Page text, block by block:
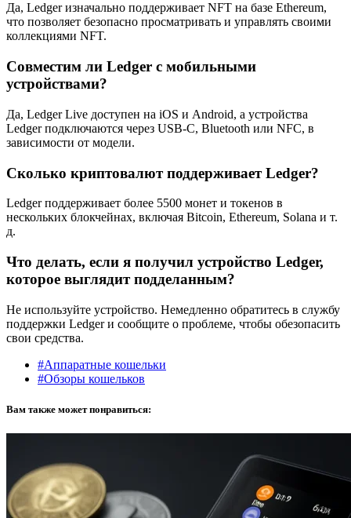
Да, Ledger изначально поддерживает NFT на базе Ethereum,
что позволяет безопасно просматривать и управлять своими
коллекциями NFT.
Совместим ли Ledger с мобильными
устройствами?
Да, Ledger Live доступен на iOS и Android, а устройства
Ledger подключаются через USB-C, Bluetooth или NFC, в
зависимости от модели.
Сколько криптовалют поддерживает Ledger?
Ledger поддерживает более 5500 монет и токенов в
нескольких блокчейнах, включая Bitcoin, Ethereum, Solana и т.
д.
Что делать, если я получил устройство Ledger,
которое выглядит подделанным?
Не используйте устройство. Немедленно обратитесь в службу
поддержки Ledger и сообщите о проблеме, чтобы обезопасить
свои средства.
#Аппаратные кошельки
#Обзоры кошельков
Вам также может понравиться: